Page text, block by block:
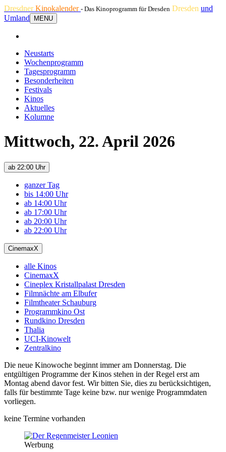
DresdnerKinokalender - Das Kinoprogramm für Dresden Dresden und
Umland
MENU
Neustarts
Wochenprogramm
Tagesprogramm
Besonderheiten
Festivals
Kinos
Aktuelles
Kolumne
Mittwoch, 22. April 2026
ab 22:00 Uhr
ganzer Tag
bis 14:00 Uhr
ab 14:00 Uhr
ab 17:00 Uhr
ab 20:00 Uhr
ab 22:00 Uhr
CinemaxX
alle Kinos
CinemaxX
Cineplex Kristallpalast Dresden
Filmnächte am Elbufer
Filmtheater Schauburg
Programmkino Ost
Rundkino Dresden
Thalia
UCI-Kinowelt
Zentralkino
Die neue Kinowoche beginnt immer am Donnerstag. Die
entgültigen Programme der Kinos stehen in der Regel erst am
Montag abend davor fest. Wir bitten Sie, dies zu berücksichtigen,
falls für bestimmte Tage keine bzw. nur wenige Programmdaten
vorliegen.
keine Termine vorhanden
Werbung